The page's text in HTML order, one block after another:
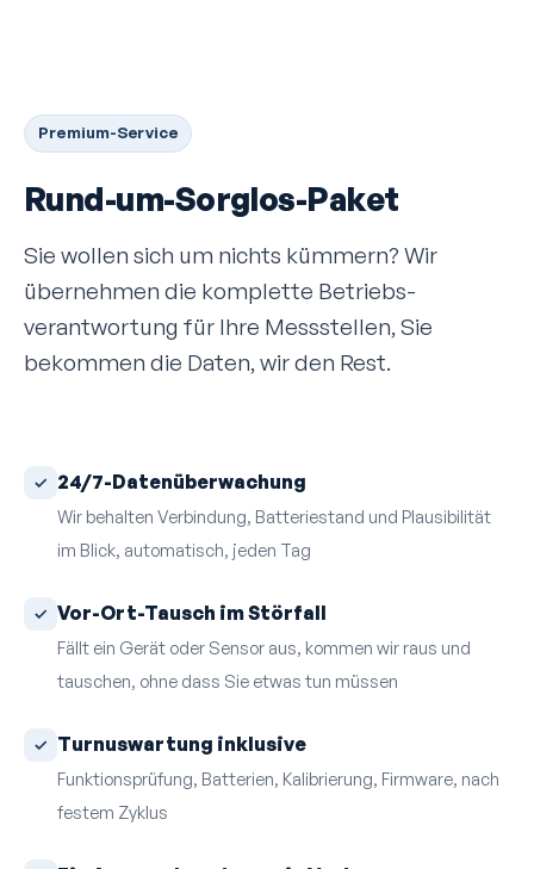
Premium-Service
Rund-um-Sorglos-Paket
Sie wollen sich um nichts kümmern? Wir
übernehmen die komplette Betriebs­
verantwortung für Ihre Mess­stellen, Sie
bekommen die Daten, wir den Rest.
24/7-Daten­überwachung
Wir behalten Verbindung, Batterie­stand und Plausibilität
im Blick, automatisch, jeden Tag
Vor-Ort-Tausch im Störfall
Fällt ein Gerät oder Sensor aus, kommen wir raus und
tauschen, ohne dass Sie etwas tun müssen
Turnus­wartung inklusive
Funktions­prüfung, Batterien, Kalibrierung, Firmware, nach
festem Zyklus